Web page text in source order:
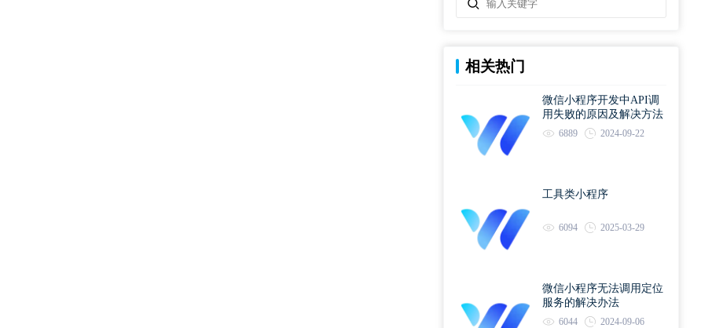
相关热门
微信小程序开发中API调
用失败的原因及解决方法
6889 2024-09-22
工具类小程序
6094 2025-03-29
微信小程序无法调用定位
服务的解决办法
6044 2024-09-06